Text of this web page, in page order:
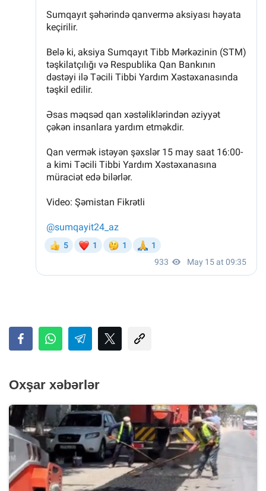
Oxşar xəbərlər